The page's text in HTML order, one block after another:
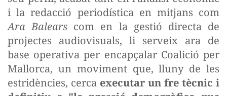
i la redacció periodística en mitjans com
Ara Balears com en la gestió directa de
projectes audiovisuals, li serveix ara de
base operativa per encapçalar Coalició per
Mallorca, un moviment que, lluny de les
estridències, cerca executar un fre tècnic i